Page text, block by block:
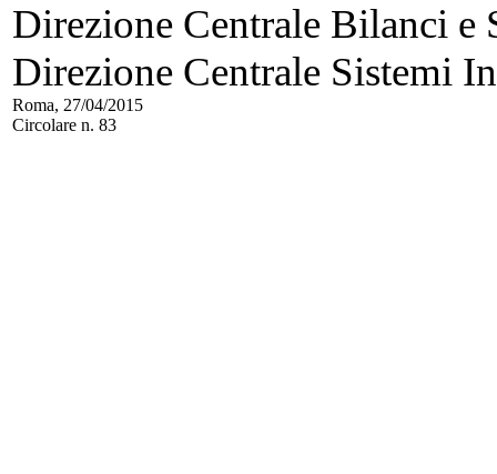
Direzione Centrale Bilanci e
Direzione Centrale Sistemi
Roma, 27/04/2015
Circolare n. 83